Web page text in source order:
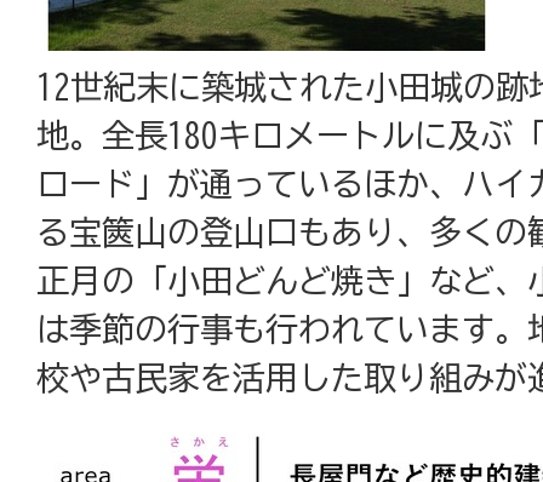
12世紀末に築城された小田城の
地。全長180キロメートルに及ぶ
ロード」が通っているほか、ハ
る宝篋山の登山口もあり、多くの
正月の「小田どんど焼き」など
は季節の行事も行われています。
校や古民家を活用した取り組みが